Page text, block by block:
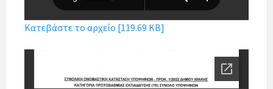
Κατεβάστε το αρχείο [119.69 KB]